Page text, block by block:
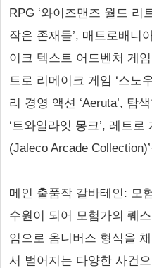
RPG ‘와이즈맨즈 월드 리
작은 존재들’, 매트로배니
이크 텍스트 어드벤처 게
트로 리메이크 게임 ‘스노
리 경영 액션 ‘Aeruta’, 탐
‘트와일라잇 몽크’, 레트
(Jaleco Arcade
메인 출품작 갈바테인: 모
수원이 되어 모험가의 퀘
임으로 옴니버스 형식을
서 벌어지는 다양한 사건